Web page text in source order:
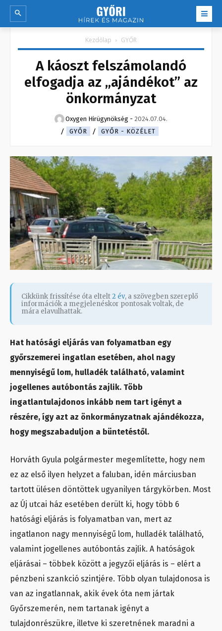
Kezdőlap GYŐR
A káoszt felszámolandó
elfogadja az „ajándékot” az
önkormányzat
Oxygen Hirügynökség - 2024.07.04.
GYŐR
GYŐR - KÖZÉLET
Cikkünk frissítése óta eltelt2 év, a szövegben szereplő
információk a megjelenéskor pontosak voltak, de
mára elavulhattak.
Hat hatósági eljárás van folyamatban egy
győrszemerei ingatlan esetében, ahol nagy
mennyiségű lom, hulladék található, valamint
jogellenes autóbontás zajlik. Több
ingatlantulajdonos inkább nem tart igényt a
részére, így azt az önkormányzatnak ajándékozza,
hogy megszabaduljon a büntetéstől.
Horváth Gyula polgármester megemlítette, hogy nem
ez az első ilyen helyzet a faluban, idén márciusban
tartott ülésen döntöttek ugyanilyen tárgykörben. Most
az Új utcai ház esetében derült ki, hogy több 6
hatósági eljárás is folyamatban van, mert az
ingatlanon nagy mennyiségű lom, hulladék található,
valamint jogellenes autóbontás zajlik. A hatóságok
eljárásai – többek között a jegyzői eljárás is – elért a
pénzbeni szankció szintjére. Több olyan tulajdonosa is
van az ingatlannak, akik évek óta nem jártak
Győrszemerén, nem tartanak igényt a
tulajdonrészükre, illetve ki szeretnének maradni a